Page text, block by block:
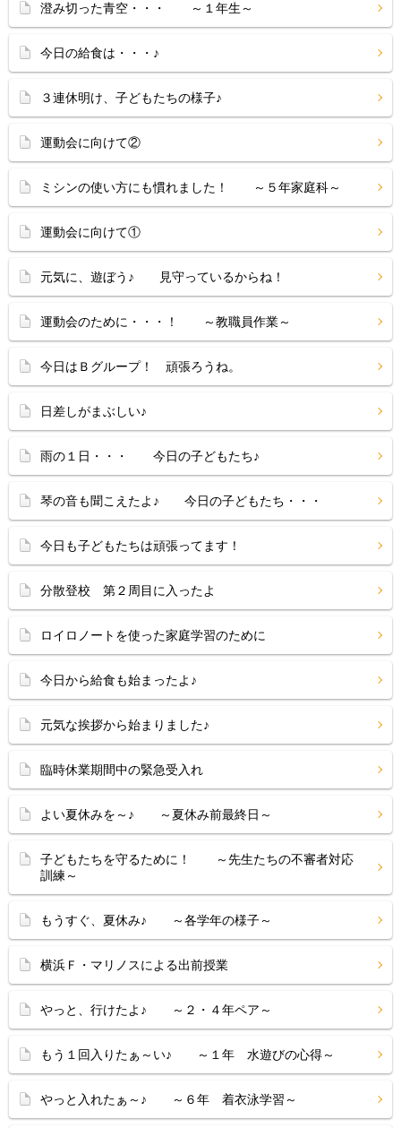
澄み切った青空・・・ ～１年生～
今日の給食は・・・♪
３連休明け、子どもたちの様子♪
運動会に向けて②
ミシンの使い方にも慣れました！ ～５年家庭科～
運動会に向けて①
元気に、遊ぼう♪ 見守っているからね！
運動会のために・・・！ ～教職員作業～
今日はＢグループ！ 頑張ろうね。
日差しがまぶしい♪
雨の１日・・・ 今日の子どもたち♪
琴の音も聞こえたよ♪ 今日の子どもたち・・・
今日も子どもたちは頑張ってます！
分散登校 第２周目に入ったよ
ロイロノートを使った家庭学習のために
今日から給食も始まったよ♪
元気な挨拶から始まりました♪
臨時休業期間中の緊急受入れ
よい夏休みを～♪ ～夏休み前最終日～
子どもたちを守るために！ ～先生たちの不審者対応
訓練～
もうすぐ、夏休み♪ ～各学年の様子～
横浜Ｆ・マリノスによる出前授業
やっと、行けたよ♪ ～２・４年ペア～
もう１回入りたぁ～い♪ ～１年 水遊びの心得～
やっと入れたぁ～♪ ～６年 着衣泳学習～